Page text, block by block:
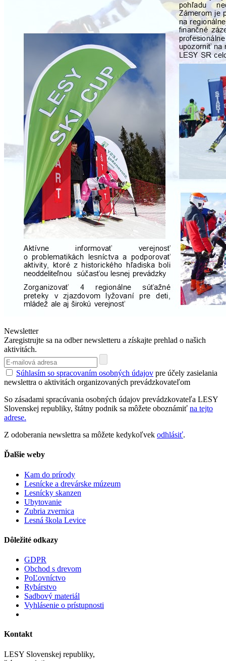
Newsletter
Zaregistrujte sa na odber newsletteru a získajte prehlad o našich
aktivitách.
Súhlasím so spracovaním osobných údajov pre účely zasielania
newslettra o aktivitách organizovaných prevádzkovateľom
So zásadami spracúvania osobných údajov prevádzkovateľa LESY
Slovenskej republiky, štátny podnik sa môžete oboznámiť na tejto
adrese.
Z odoberania newslettra sa môžete kedykoľvek odhlásiť.
Ďalšie weby
Kam do prírody
Lesnícke a drevárske múzeum
Lesnícky skanzen
Ubytovanie
Zubria zvernica
Lesná škola Levice
Dôležité odkazy
GDPR
Obchod s drevom
PoĽovníctvo
Rybárstvo
Sadbový materiál
Vyhlásenie o prístupnosti
Kontakt
LESY Slovenskej republiky,